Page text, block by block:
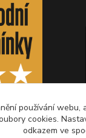
používání
cookies.
odkazem ve